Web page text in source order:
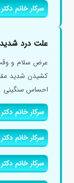
سرکار خانم
علت درد
عرض سلام و
کشیدن شدید
احساس سنگینی
سرکار خانم
سرکار خانم
سرکار خانم